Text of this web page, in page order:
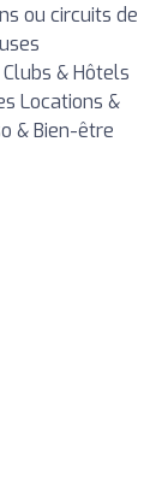
ou circuits de
& Hôtels
Locations &
& Bien-être